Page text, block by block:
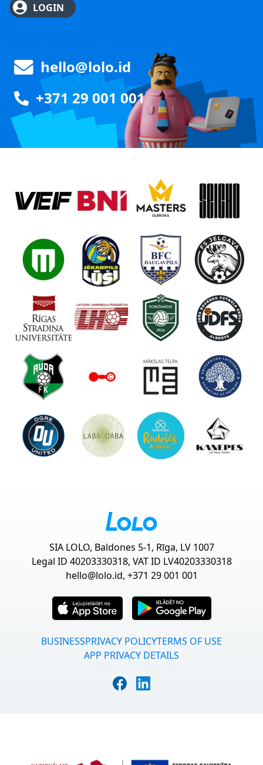
LOGIN
hello@lolo.id
+371 29 001 001
SIA LOLO, Baldones 5-1, Rīga, LV 1007
Legal ID 40203330318, VAT ID LV40203330318
hello@lolo.id, +371 29 001 001
BUSINESSPRIVACY POLICYTERMS OF USE
APP PRIVACY DETAILS